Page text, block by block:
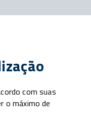
com suas
o máximo de